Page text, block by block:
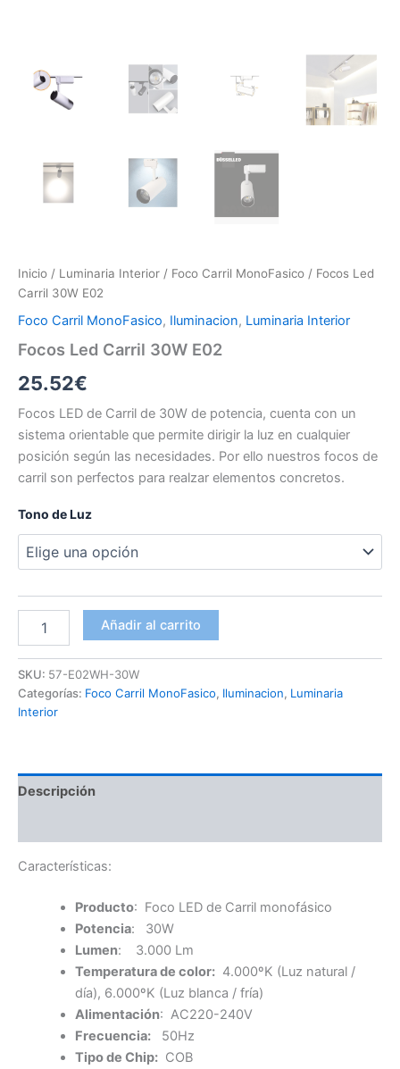
Inicio / Luminaria Interior / Foco Carril MonoFasico / Focos Led
Carril 30W E02
Foco Carril MonoFasico, Iluminacion, Luminaria Interior
Focos Led Carril 30W E02
25.52€
Focos LED de Carril de 30W de potencia, cuenta con un
sistema orientable que permite dirigir la luz en cualquier
posición según las necesidades. Por ello nuestros focos de
carril son perfectos para realzar elementos concretos.
Tono de Luz
30W
E02
cantidad
Añadir al carrito
SKU: 57-E02WH-30W
Categorías: Foco Carril MonoFasico, Iluminacion, Luminaria
Interior
Descripción
Características:
Producto: Foco LED de Carril monofásico
Potencia: 30W
Lumen: 3.000 Lm
Temperatura de color:4.000ºK (Luz natural /
día), 6.000ºK (Luz blanca / fría)
Alimentación: AC220-240V
Frecuencia:50Hz
Tipo de Chip:COB